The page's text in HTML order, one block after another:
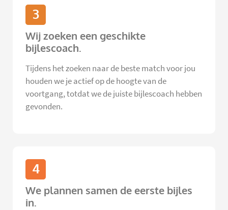
3
Wij zoeken een geschikte
bijlescoach.
Tijdens het zoeken naar de beste match voor jou
houden we je actief op de hoogte van de
voortgang, totdat we de juiste bijlescoach hebben
gevonden.
4
We plannen samen de eerste bijles
in.